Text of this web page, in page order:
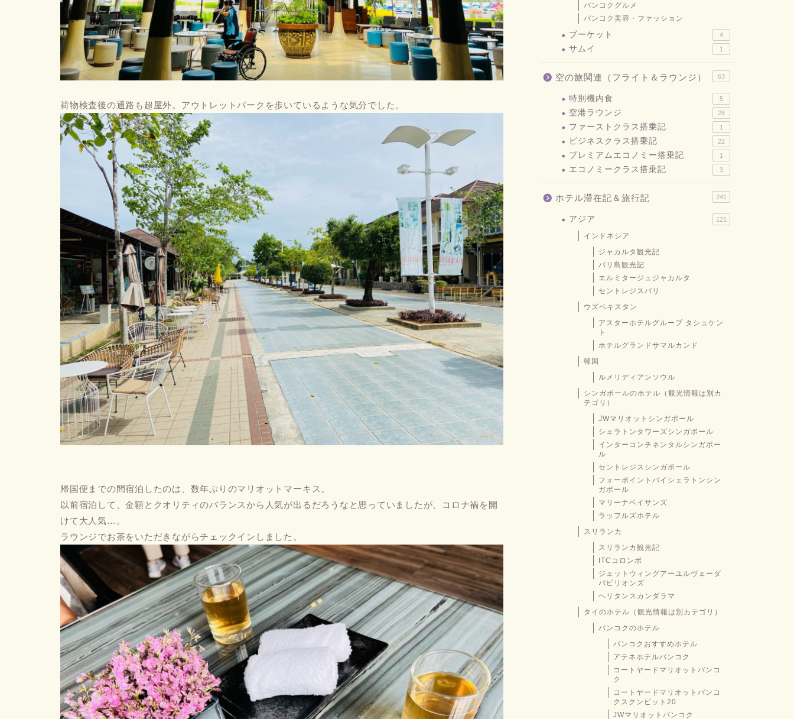
荷物検査後の通路も超屋外。アウトレットパークを歩いているような気分でした。
帰国便までの間宿泊したのは、数年ぶりのマリオットマーキス。
以前宿泊して、金額とクオリティのバランスから人気が出るだろうなと思っていましたが、コロナ禍を開
けて大人気…。
ラウンジでお茶をいただきながらチェックインしました。
バンコクグルメ
バンコク美容・ファッション
プーケット 4
サムイ 1
空の旅関連（フライト＆ラウンジ） 63
特別機内食 5
空港ラウンジ 28
ファーストクラス搭乗記 1
ビジネスクラス搭乗記 22
プレミアムエコノミー搭乗記 1
エコノミークラス搭乗記 3
ホテル滞在記＆旅行記 241
アジア 121
インドネシア
ジャカルタ観光記
バリ島観光記
エルミタージュジャカルタ
セントレジスバリ
ウズベキスタン
アスターホテルグループ タシュケン
ト
ホテルグランドサマルカンド
韓国
ルメリディアンソウル
シンガポールのホテル（観光情報は別カ
テゴリ）
JWマリオットシンガポール
シェラトンタワーズシンガポール
インターコンチネンタルシンガポー
ル
セントレジスシンガポール
フォーポイントバイシェラトンシン
ガポール
マリーナベイサンズ
ラッフルズホテル
スリランカ
スリランカ観光記
ITCコロンボ
ジェットウィングアーユルヴェーダ
パビリオンズ
ヘリタンスカンダラマ
タイのホテル（観光情報は別カテゴリ）
バンコクのホテル
バンコクおすすめホテル
アテネホテルバンコク
コートヤードマリオットバンコ
ク
コートヤードマリオットバンコ
クスクンビット20
JWマリオットバンコク